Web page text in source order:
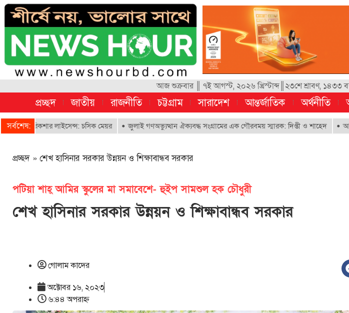
আজ শুক্রবার ║ ৭ই আগস্ট, ২০২৬ খ্রিস্টাব্দ║২৩শে শ্রাবণ, ১৪৩৩
প্রচ্ছদ জাতীয় রাজনীতি চট্টগ্রাম সারাদেশ আন্তর্জাতিক অর্থনীতি
সর্বশেষ:
রিকশার লাইসেন্স: চসিক মেয়র জুলাই গণঅভ্যুত্থান ঐক্যবদ্ধ সংগ্রামের এক গৌরবময় স্মারক: দিপ্তী ও শাহেদ আমিও
প্রচ্ছদ » শেখ হাসিনার সরকার উন্নয়ন ও শিক্ষাবান্ধব সরকার
পটিয়া শাহ্ আমির স্কুলের মা সমাবেশে- হুইপ সামশুল হক চৌধুরী
শেখ হাসিনার সরকার উন্নয়ন ও শিক্ষাবান্ধব সরকার
গোলাম কাদের
অক্টোবর ১৬, ২০২৩
৬:৪৪ অপরাহ্ণ